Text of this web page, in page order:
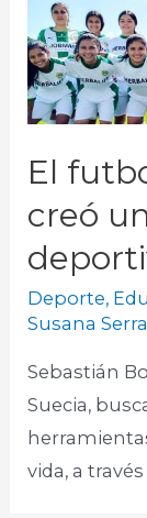
El
creó
Deporte,
Susana
Sebastián
Suecia,
vida, a